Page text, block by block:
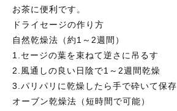
お茶に便利です。
ドライセージの作り方
自然乾燥法（約1～2週間）
1.セージの葉を束ねて逆さに吊るす
2.風通しの良い日陰で1～2週間乾燥
3.パリパリに乾燥したら手で砕いて保存
オーブン乾燥法（短時間で可能）